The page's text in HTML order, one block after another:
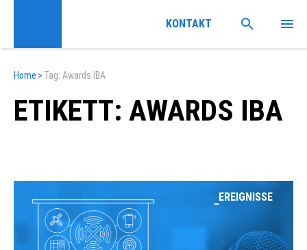
Home > Tag: Awards IBA
ETIKETT: AWARDS IBA
EREIGNISSE
KONTAKT